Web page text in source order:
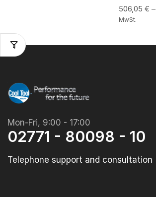
506,05 € –
MwSt.
Mon-Fri, 9:00 - 17:00
02771 - 80098 - 10
Telephone support and consultation